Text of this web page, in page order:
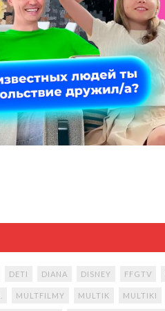
DETI DIANA DISNEY FFGTV
MULTFILMY MULTIK MULTIKI